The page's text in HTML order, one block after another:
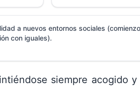
a nuevos entornos sociales
con iguales).
siempre acogido y